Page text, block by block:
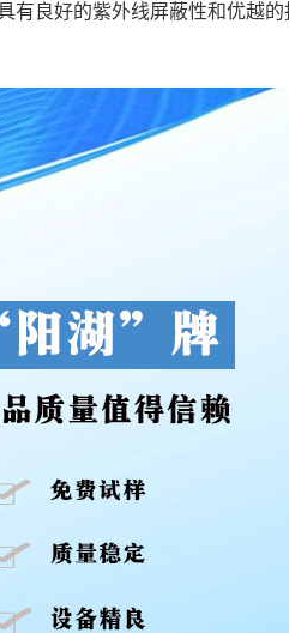
有良好的紫外线屏蔽性和优越